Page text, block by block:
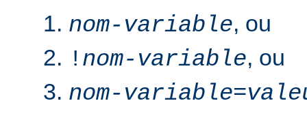
nom-variable, ou
! nom-variable, ou
nom-variable=